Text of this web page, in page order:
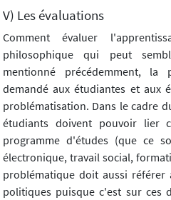
V) Les évaluations
Comment évaluer
philosophique qui peut
mentionné précédemment,
demandé aux étudiantes et aux
problématisation. Dans le cadre
étudiants doivent pouvoir lier
programme d'études (que ce
électronique, travail social,
problématique doit aussi référer
politiques puisque c'est sur ces